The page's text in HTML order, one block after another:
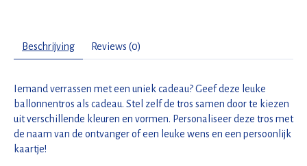
Beschrijving Reviews (0)
Iemand verrassen met een uniek cadeau? Geef deze leuke
ballonnentros als cadeau. Stel zelf de tros samen door te kiezen
uit verschillende kleuren en vormen. Personaliseer deze tros met
de naam van de ontvanger of een leuke wens en een persoonlijk
kaartje!